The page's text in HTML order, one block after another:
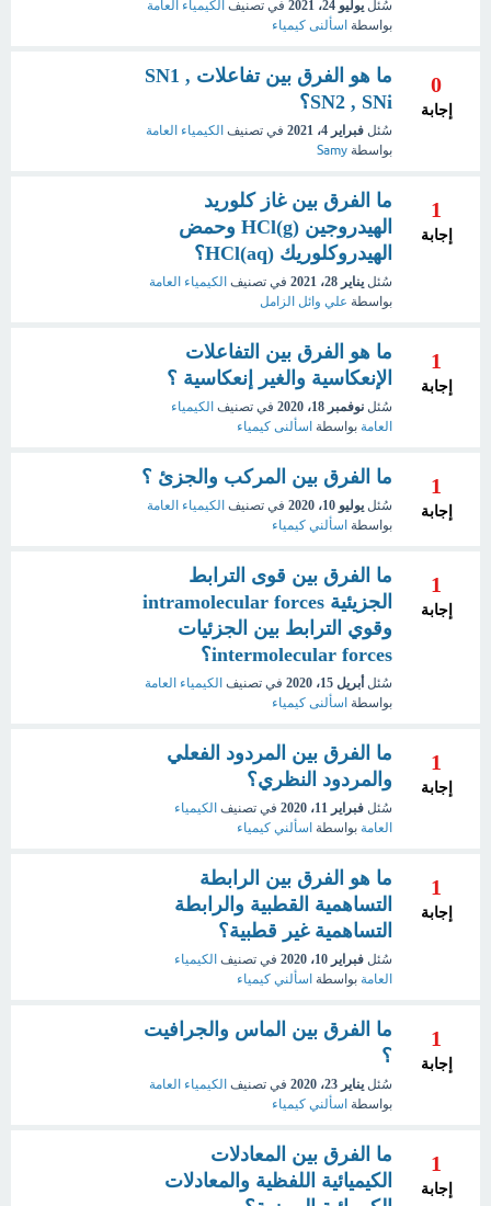
سُئل يوليو 24، 2021 في تصنيف الكيمياء العامة
بواسطة اسألنى كيمياء
0
إجابة
ما هو الفرق بين تفاعلات SN1 ,
SN2 , SNi؟
سُئل فبراير 4، 2021 في تصنيف الكيمياء العامة
بواسطة Samy
1
إجابة
ما الفرق بين غاز كلوريد
الهيدروجين (HCl(g وحمض
الهيدروكلوريك (HCl(aq؟
سُئل يناير 28، 2021 في تصنيف الكيمياء العامة
بواسطة علي وائل الزامل
1
إجابة
ما هو الفرق بين التفاعلات
الإنعكاسية والغير إنعكاسية ؟
سُئل نوفمبر 18، 2020 في تصنيف الكيمياء
العامة بواسطة اسألنى كيمياء
1
إجابة
ما الفرق بين المركب والجزئ ؟
سُئل يوليو 10، 2020 في تصنيف الكيمياء العامة
بواسطة اسألني كيمياء
1
إجابة
ما الفرق بين قوى الترابط
الجزيئية intramolecular forces
وقوي الترابط بين الجزئيات
intermolecular forces؟
سُئل أبريل 15، 2020 في تصنيف الكيمياء العامة
بواسطة اسألنى كيمياء
1
إجابة
ما الفرق بين المردود الفعلي
والمردود النظري؟
سُئل فبراير 11، 2020 في تصنيف الكيمياء
العامة بواسطة اسألني كيمياء
1
إجابة
ما هو الفرق بين الرابطة
التساهمية القطبية والرابطة
التساهمية غير قطبية؟
سُئل فبراير 10، 2020 في تصنيف الكيمياء
العامة بواسطة اسألني كيمياء
1
إجابة
ما الفرق بين الماس والجرافيت
؟
سُئل يناير 23، 2020 في تصنيف الكيمياء العامة
بواسطة اسألني كيمياء
1
إجابة
ما الفرق بين المعادلات
الكيميائية اللفظية والمعادلات